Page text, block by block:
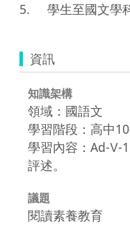
資訊
知識架構
領域：國語文
學習階段：高中
學習內容：Ad-Ⅴ-
評述。
議題
閱讀素養教育